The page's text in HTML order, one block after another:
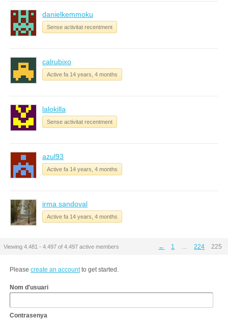
danielkemmoku
Sense activitat recentment
calrubixo
Active fa 14 years, 4 months
lalokilla
Sense activitat recentment
azul93
Active fa 14 years, 4 months
irma sandoval
Active fa 14 years, 4 months
Viewing 4.481 - 4.497 of 4.497 active members ← 1 … 224 225
Please create an accountto get started.
Nom d'usuari
Contrasenya